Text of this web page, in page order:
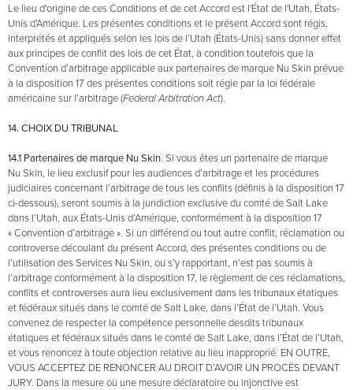
Le lieu d'origine de ces Conditions et de cet Accord est l'État de l'Utah, États-
Unis d'Amérique. Les présentes conditions et le présent Accord sont régis,
interprétés et appliqués selon les lois de l’Utah (États-Unis) sans donner effet
aux principes de conflit des lois de cet État, à condition toutefois que la
Convention d’arbitrage applicable aux partenaires de marque Nu Skin prévue
à la disposition 17 des présentes conditions soit régie par la loi fédérale
américaine sur l’arbitrage (Federal Arbitration Act).
14. CHOIX DU TRIBUNAL
14.1 Partenaires de marque Nu Skin. Si vous êtes un partenaire de marque
Nu Skin, le lieu exclusif pour les audiences d’arbitrage et les procédures
judiciaires concernant l’arbitrage de tous les conflits (définis à la disposition 17
ci-dessous), seront soumis à la juridiction exclusive du comté de Salt Lake
dans l’Utah, aux États-Unis d’Amérique, conformément à la disposition 17
« Convention d’arbitrage ». Si un différend ou tout autre conflit, réclamation ou
controverse découlant du présent Accord, des présentes conditions ou de
l’utilisation des Services Nu Skin, ou s’y rapportant, n’est pas soumis à
l’arbitrage conformément à la disposition 17, le règlement de ces réclamations,
conflits et controverses aura lieu exclusivement dans les tribunaux étatiques
et fédéraux situés dans le comté de Salt Lake, dans l’État de l’Utah. Vous
convenez de respecter la compétence personnelle desdits tribunaux
étatiques et fédéraux situés dans le comté de Salt Lake, dans l’État de l’Utah,
et vous renoncez à toute objection relative au lieu inapproprié. EN OUTRE,
VOUS ACCEPTEZ DE RENONCER AU DROIT D’AVOIR UN PROCÈS DEVANT
JURY. Dans la mesure où une mesure déclaratoire ou injonctive est